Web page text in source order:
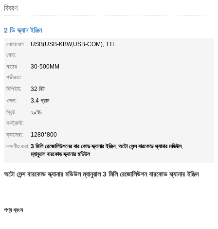
বিবরণ
2 ডি স্ক্যান ইঞ্জিন
যোগাযোগ
মোড:
USB(USB-KBW,USB-COM), TTL
মাঠের
গভীরতা:
30-500MM
সিপিইউ:
32 বিট
ওজন:
3.4 গ্রাম
প্রিন্ট
কনট্রাস্ট:
২০%
ক্যামেরা:
1280*800
লক্ষণীয় করা: 3 মিলি রেজোলিউশনের বার কোড স্ক্যানার ইঞ্জিন, অটো সেন্স বারকোড স্ক্যানার মডিউল,
ম্যানুয়াল বারকোড স্ক্যানার মডিউল
অটো সেন্স বারকোড স্ক্যানার মডিউল ম্যানুয়াল 3 মিলি রেজোলিউশন বারকোড স্ক্যানার ইঞ্জিন
পণ্য ধ্বংস